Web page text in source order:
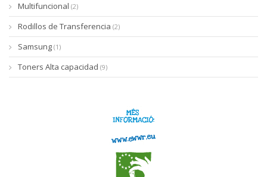
Multifuncional (2)
Rodillos de Transferencia (2)
Samsung (1)
Toners Alta capacidad (9)